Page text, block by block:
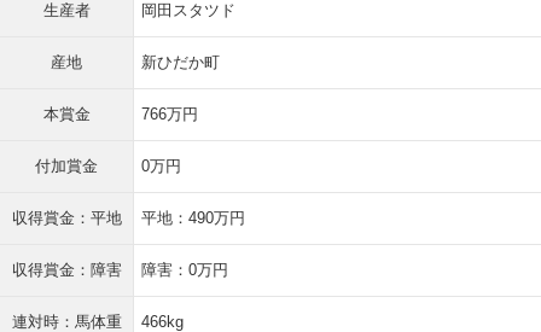
生産者 岡田スタツド
産地 新ひだか町
本賞金 766万円
付加賞金 0万円
収得賞金：平地 平地：490万円
収得賞金：障害 障害：0万円
連対時：馬体重 466kg